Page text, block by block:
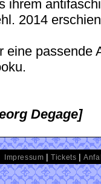
ihrem
2014
eine passende
Degage]
Impressum |Tickets |